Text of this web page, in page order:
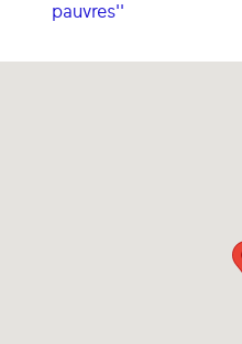
pauvres''